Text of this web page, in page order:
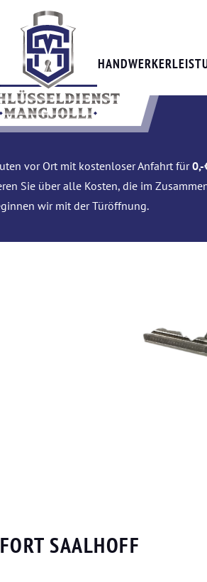
vor Ort mit kostenloser Anfahrt für0,-
Sie über alle Kosten, die im
wir mit der Türöffnung.
SAALHOFF